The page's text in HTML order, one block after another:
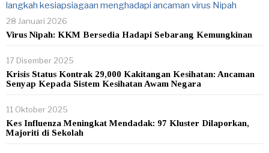
28 Januari 2026
Virus Nipah: KKM Bersedia Hadapi Sebarang Kemungkinan
17 Disember 2025
Krisis Status Kontrak 29,000 Kakitangan Kesihatan: Ancaman
Senyap Kepada Sistem Kesihatan Awam Negara
11 Oktober 2025
Kes Influenza Meningkat Mendadak: 97 Kluster Dilaporkan,
Majoriti di Sekolah